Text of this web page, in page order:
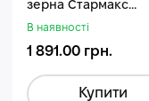
зерна Стармакс
Гуміфос
В наявності
1 891.00 грн.
Купити